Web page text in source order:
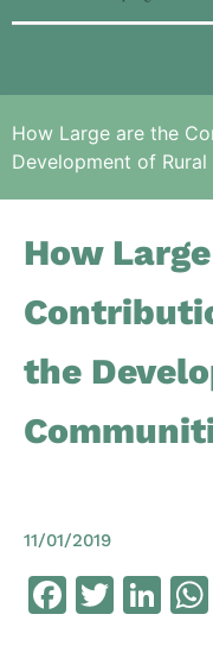
How Large are the
Development of
How
the
11/01/2019